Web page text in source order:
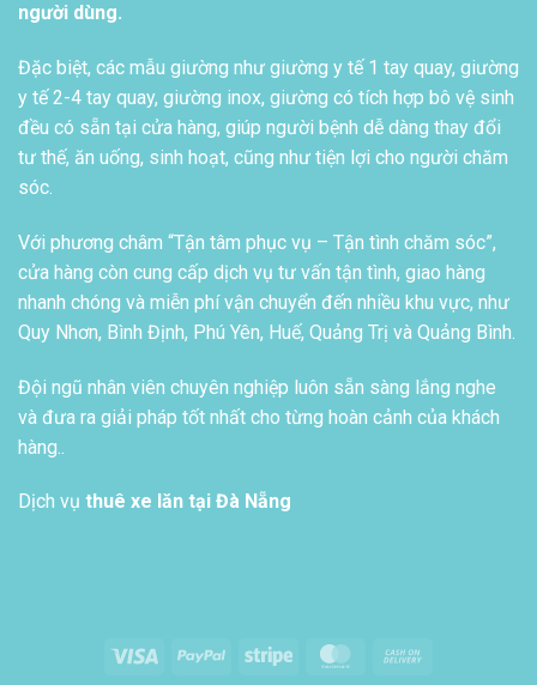
người dùng.
Đặc biệt, các mẫu giường như giường y tế 1 tay quay, giường
y tế 2-4 tay quay, giường inox, giường có tích hợp bô vệ sinh
đều có sẵn tại cửa hàng, giúp người bệnh dễ dàng thay đổi
tư thế, ăn uống, sinh hoạt, cũng như tiện lợi cho người chăm
sóc.
Với phương châm “Tận tâm phục vụ – Tận tình chăm sóc”,
cửa hàng còn cung cấp dịch vụ tư vấn tận tình, giao hàng
nhanh chóng và miễn phí vận chuyển đến nhiều khu vực, như
Quy Nhơn, Bình Định, Phú Yên, Huế, Quảng Trị và Quảng Bình.
Đội ngũ nhân viên chuyên nghiệp luôn sẵn sàng lắng nghe
và đưa ra giải pháp tốt nhất cho từng hoàn cảnh của khách
hàng..
Dịch vụ thuê xe lăn tại Đà Nẵng
Visa PayPal Stripe MasterCard